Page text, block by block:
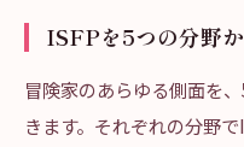
ISFPを5つの分野
冒険家のあらゆる側面を
きます。それぞれの分野